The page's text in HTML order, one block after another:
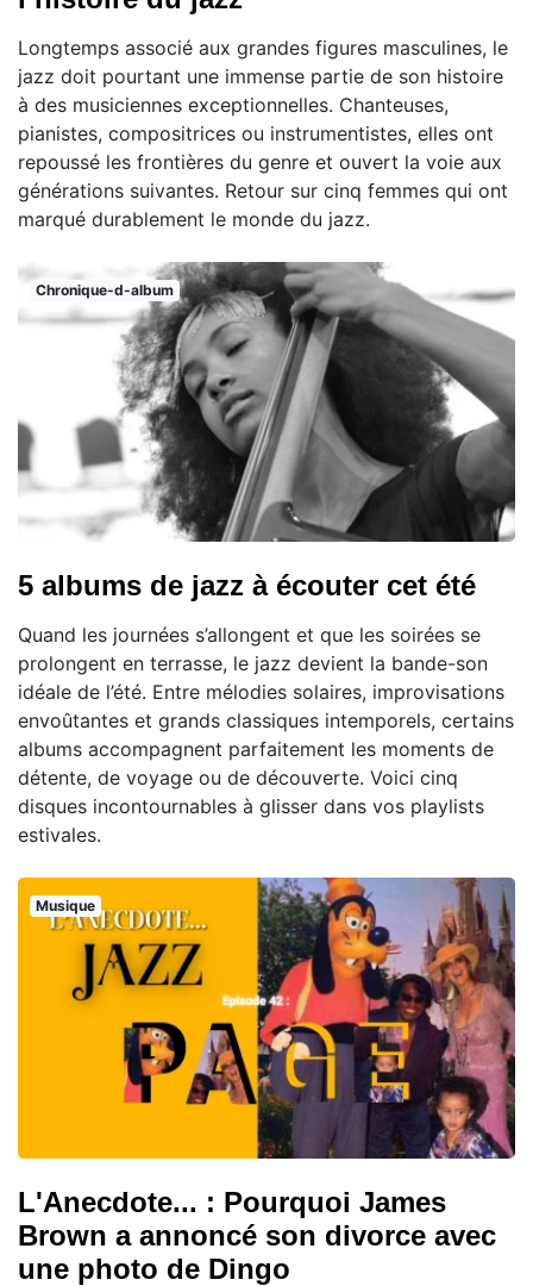
Longtemps associé aux grandes figures masculines, le
jazz doit pourtant une immense partie de son histoire
à des musiciennes exceptionnelles. Chanteuses,
pianistes, compositrices ou instrumentistes, elles ont
repoussé les frontières du genre et ouvert la voie aux
générations suivantes. Retour sur cinq femmes qui ont
marqué durablement le monde du jazz.
Chronique-d-album
5 albums de jazz à écouter cet été
Quand les journées s’allongent et que les soirées se
prolongent en terrasse, le jazz devient la bande-son
idéale de l’été. Entre mélodies solaires, improvisations
envoûtantes et grands classiques intemporels, certains
albums accompagnent parfaitement les moments de
détente, de voyage ou de découverte. Voici cinq
disques incontournables à glisser dans vos playlists
estivales.
Musique
L'Anecdote... : Pourquoi James
Brown a annoncé son divorce avec
une photo de Dingo